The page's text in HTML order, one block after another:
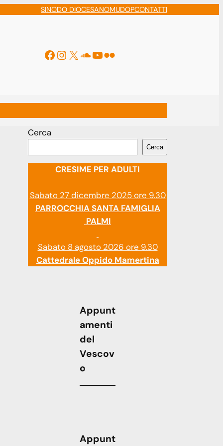
SINODO DIOCESANOMUDOPCONTATTI
Facebook
Instagram
X Soundcloud
YouTube
Flickr
Cerca
Cerca
CRESIME PER ADULTI
Sabato 27 dicembre 2025 ore 9.30
PARROCCHIA SANTA FAMIGLIA
PALMI
Sabato 8 agosto 2026 ore 9.30
Cattedrale Oppido Mamertina
Appunt
amenti
del
Vescov
o
Appunt